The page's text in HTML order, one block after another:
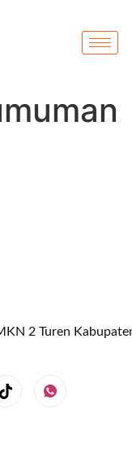
2 Turen